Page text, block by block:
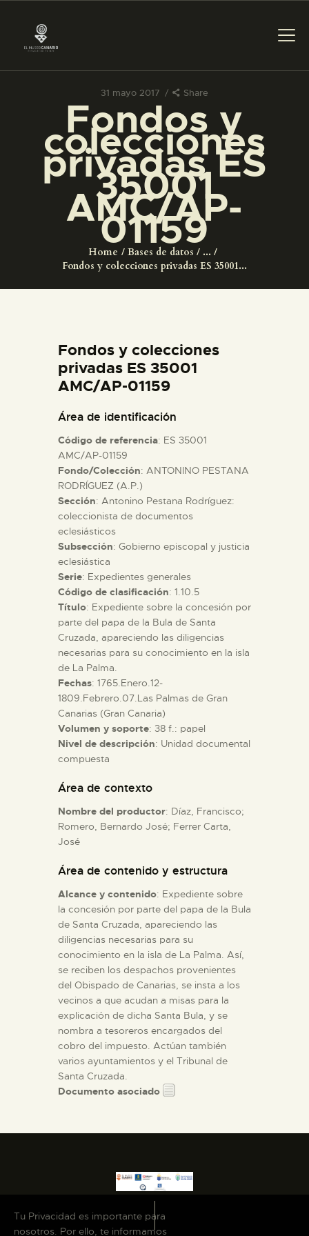
31 mayo 2017 Share
Fondos y
colecciones
privadas ES
35001
AMC/AP-
01159
Home Bases de datos
...
Fondos y colecciones privadas ES 35001...
PREPARAR LA VISITA
ACTIVIDADES
█
EL MUSEO
ESPAÑOL
ACTIVIDADES
█
EL MUSEO
COLECCIONES
DIDÁCTICA
ESPAÑOL
Fondos y colecciones
privadas ES 35001
AMC/AP-01159
Área de identificación
Código de referencia: ES 35001
AMC/AP-01159
Fondo/Colección: ANTONINO PESTANA
RODRÍGUEZ (A.P.)
Sección: Antonino Pestana Rodríguez:
coleccionista de documentos
eclesiásticos
Subsección: Gobierno episcopal y justicia
eclesiástica
Serie: Expedientes generales
Código de clasificación: 1.10.5
Título: Expediente sobre la concesión por
parte del papa de la Bula de Santa
Cruzada, apareciendo las diligencias
necesarias para su conocimiento en la isla
de La Palma.
Fechas: 1765.Enero.12-
1809.Febrero.07.Las Palmas de Gran
Canarias (Gran Canaria)
Volumen y soporte: 38 f.: papel
Nivel de descripción: Unidad documental
compuesta
Área de contexto
Nombre del productor: Díaz, Francisco;
Romero, Bernardo José; Ferrer Carta,
José
Área de contenido y estructura
Alcance y contenido: Expediente sobre
la concesión por parte del papa de la Bula
de Santa Cruzada, apareciendo las
diligencias necesarias para su
conocimiento en la isla de La Palma. Así,
se reciben los despachos provenientes
del Obispado de Canarias, se insta a los
vecinos a que acudan a misas para la
explicación de dicha Santa Bula, y se
nombra a tesoreros encargados del
cobro del impuesto. Actúan también
varios ayuntamientos y el Tribunal de
Santa Cruzada.
Documento asociado
Tu Privacidad es importante para
nosotros. Por ello, te informamos